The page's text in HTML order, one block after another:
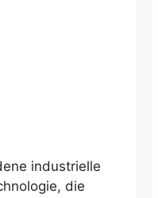
industrielle
die